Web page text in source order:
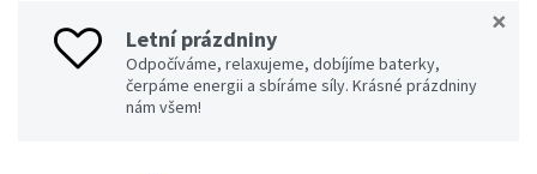
×
Letní prázdniny
Odpočíváme, relaxujeme, dobíjíme baterky,
čerpáme energii a sbíráme síly. Krásné prázdniny
nám všem!